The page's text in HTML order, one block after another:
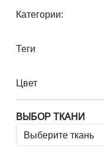
Категории:
Теги
Цвет
ВЫБОР ТКАНИ